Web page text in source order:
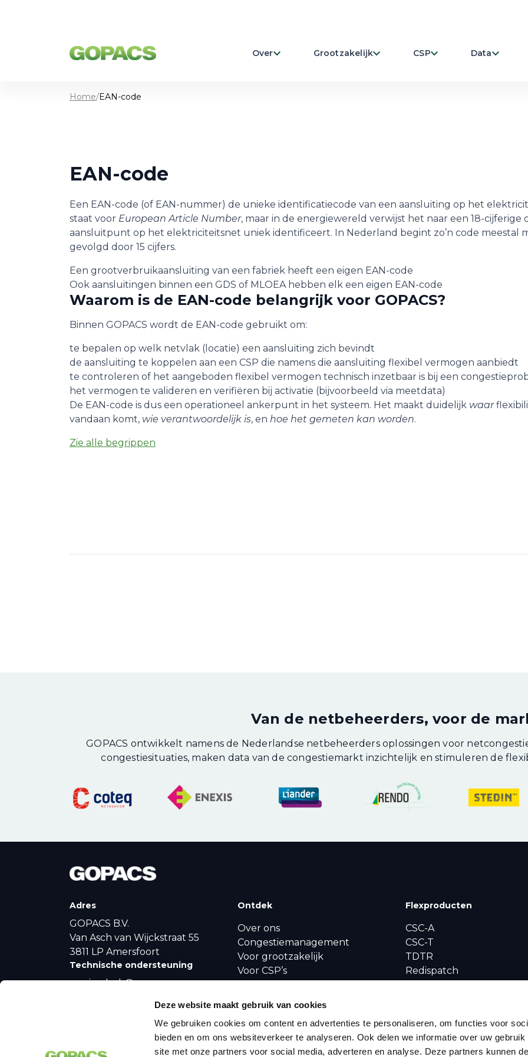
Deze website maakt gebruik van cookies
We gebruiken cookies om content en advertenties te personaliseren, om functies voor
bieden en om ons websiteverkeer te analyseren. Ook delen we informatie over uw gebruik
site met onze partners voor social media, adverteren en analyse. Deze partners kunnen
Over Grootzakelijk CSP Data
Home/EAN-code
EAN-code
Een EAN-code (of EAN-nummer) de unieke identificatiecode van een aansluiting op het
staat voor European Article Number, maar in de energiewereld verwijst het naar een 18-cijferige
aansluitpunt op het elektriciteitsnet uniek identificeert. In Nederland begint zo’n code meestal
gevolgd door 15 cijfers.
Een grootverbruikaansluiting van een fabriek heeft een eigen EAN-code
Ook aansluitingen binnen een GDS of MLOEA hebben elk een eigen EAN-code
Waarom is de EAN-code belangrijk voor GOPACS?
Binnen GOPACS wordt de EAN-code gebruikt om:
te bepalen op welk netvlak (locatie) een aansluiting zich bevindt
de aansluiting te koppelen aan een CSP die namens die aansluiting flexibel vermogen aanbiedt
te controleren of het aangeboden flexibel vermogen technisch inzetbaar is bij een
het vermogen te valideren en verifiëren bij activatie (bijvoorbeeld via meetdata)
De EAN-code is dus een operationeel ankerpunt in het systeem. Het maakt duidelijk waar
vandaan komt, wie verantwoordelijk is, en hoe het gemeten kan worden.
Zie alle begrippen
Van de netbeheerders, voor de
GOPACS ontwikkelt namens de Nederlandse netbeheerders oplossingen voor
congestiesituaties, maken data van de congestiemarkt inzichtelijk en stimuleren de
Adres
GOPACS B.V.
Van Asch van Wijckstraat 55
3811 LP Amersfoort
Technische ondersteuning
servicedesk@gopacs.eu
Ontdek
Over ons
Congestiemanagement
Voor grootzakelijk
Voor CSP’s
Congestiedata
Nieuws
Flexproducten
CSC-A
CSC-T
TDTR
Redispatch